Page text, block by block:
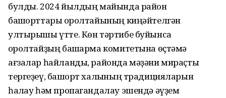
булды. 2024 йылдың майында район
башҡорттары ҡоролтайының киңəйтелгəн
ултырышы үтте. Көн тəртибе буйынса
ҡоролтайҙың башҡарма комитетына өҫтəмə
ағзалар һайланды, районда мəҙəни мираҫты
тергеҙеү, башҡорт халҡының традицияларын
һаҡлау һəм пропагандалау эшендə əүҙем